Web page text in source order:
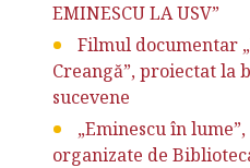
EMINESCU LA USV”
Filmul documentar
Creangă”, proiectat
sucevene
„Eminescu în
organizate de